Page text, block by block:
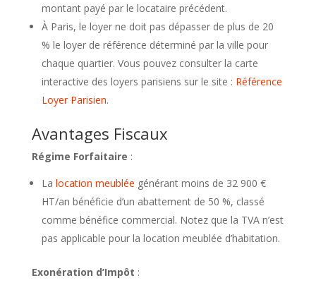
montant payé par le locataire précédent.
À Paris, le loyer ne doit pas dépasser de plus de 20
% le loyer de référence déterminé par la ville pour
chaque quartier. Vous pouvez consulter la carte
interactive des loyers parisiens sur le site : Référence
Loyer Parisien.
Avantages Fiscaux
Régime Forfaitaire :
La location meublée générant moins de 32 900 €
HT/an bénéficie d’un abattement de 50 %, classé
comme bénéfice commercial. Notez que la TVA n’est
pas applicable pour la location meublée d’habitation.
Exonération d’Impôt :